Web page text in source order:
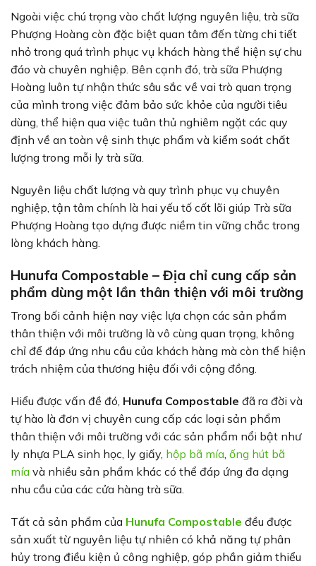
Ngoài việc chú trọng vào chất lượng nguyên liệu, trà sữa
Phượng Hoàng còn đặc biệt quan tâm đến từng chi tiết
nhỏ trong quá trình phục vụ khách hàng thể hiện sự chu
đáo và chuyên nghiệp. Bên cạnh đó, trà sữa Phượng
Hoàng luôn tự nhận thức sâu sắc về vai trò quan trọng
của mình trong việc đảm bảo sức khỏe của người tiêu
dùng, thể hiện qua việc tuân thủ nghiêm ngặt các quy
định về an toàn vệ sinh thực phẩm và kiểm soát chất
lượng trong mỗi ly trà sữa.
Nguyên liệu chất lượng và quy trình phục vụ chuyên
nghiệp, tận tâm chính là hai yếu tố cốt lõi giúp Trà sữa
Phượng Hoàng tạo dựng được niềm tin vững chắc trong
lòng khách hàng.
Hunufa Compostable – Địa chỉ cung cấp sản
phẩm dùng một lần thân thiện với môi trường
Trong bối cảnh hiện nay việc lựa chọn các sản phẩm
thân thiện với môi trường là vô cùng quan trọng, không
chỉ để đáp ứng nhu cầu của khách hàng mà còn thể hiện
trách nhiệm của thương hiệu đối với cộng đồng.
Hiểu được vấn đề đó, Hunufa Compostable đã ra đời và
tự hào là đơn vị chuyên cung cấp các loại sản phẩm
thân thiện với môi trường với các sản phẩm nổi bật như
ly nhựa PLA sinh học, ly giấy, hộp bã mía ống hút bã
mía và nhiều sản phẩm khác có thể đáp ứng đa dạng
nhu cầu của các cửa hàng trà sữa.
Tất cả sản phẩm của Hunufa Compostable đều được
sản xuất từ nguyên liệu tự nhiên có khả năng tự phân
hủy trong điều kiện ủ công nghiệp, góp phần giảm thiểu